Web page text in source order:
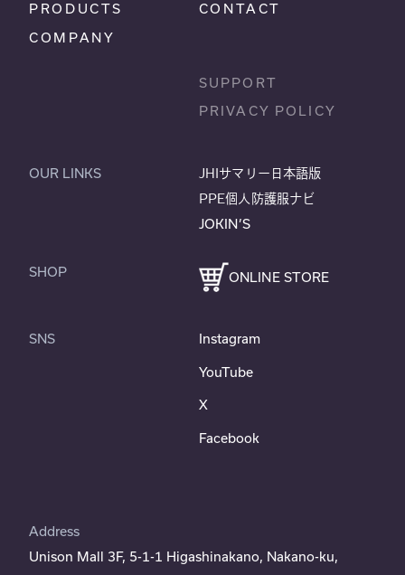
PRODUCTS
COMPANY
CONTACT
SUPPORT
PRIVACY POLICY
OUR LINKS
JHIサマリー日本語版
PPE個人防護服ナビ
JOKIN’S
SHOP ONLINE STORE
SNS Instagram
YouTube
X
Facebook
Address
Unison Mall 3F, 5-1-1 Higashinakano, Nakano-ku,